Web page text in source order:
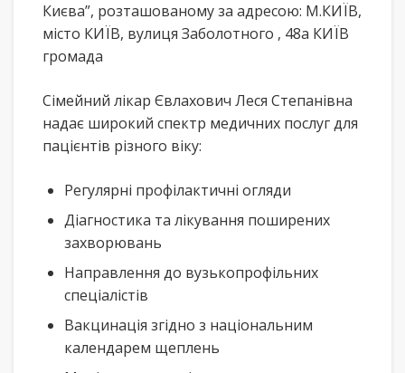
Києва”, розташованому за адресою: М.КИЇВ,
місто КИЇВ, вулиця Заболотного , 48а КИЇВ
громада
Сімейний лікар Євлахович Леся Степанівна
надає широкий спектр медичних послуг для
пацієнтів різного віку:
Регулярні профілактичні огляди
Діагностика та лікування поширених
захворювань
Направлення до вузькопрофільних
спеціалістів
Вакцинація згідно з національним
календарем щеплень